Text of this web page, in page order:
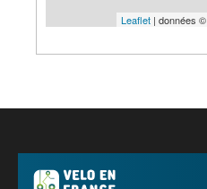
Leaflet | données ©